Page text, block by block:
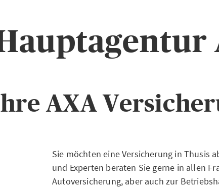
AXA
Sie möchten eine Versicherung in Thusis
und Experten beraten Sie gerne in allen
Autoversicherung, aber auch zur